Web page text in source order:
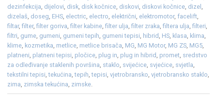
dezinfekcija, dijelovi, disk, disk kočnice, diskovi, diskovi kočnice, dizel ,
dizelaš, doseg, EHS, electric, electro, električni, elektromotor, facelift,
filtar,filter,filter goriva,filter kabine,filter ulja,filter zraka,filtera ulja,filteri,
filtri, gume, gumeni, gumeni tepih, gumeni tepisi, hibrid, HS, klasa, klima,
klime, kozmetika, metlice, metlice brisača, MG, MG Motor, MG ZS, MG5,
platneni, platneni tepisi, pločice, plug in, plug in hibrid, promet, sredstvo
za odleđivanje staklenih površina, staklo, svijećice, svjećice, svjetla,
tekstilni tepisi,tekućina,tepih,tepisi, vjetrobransko, vjetrobransko staklo,
zima, zimska tekućina, zimske.